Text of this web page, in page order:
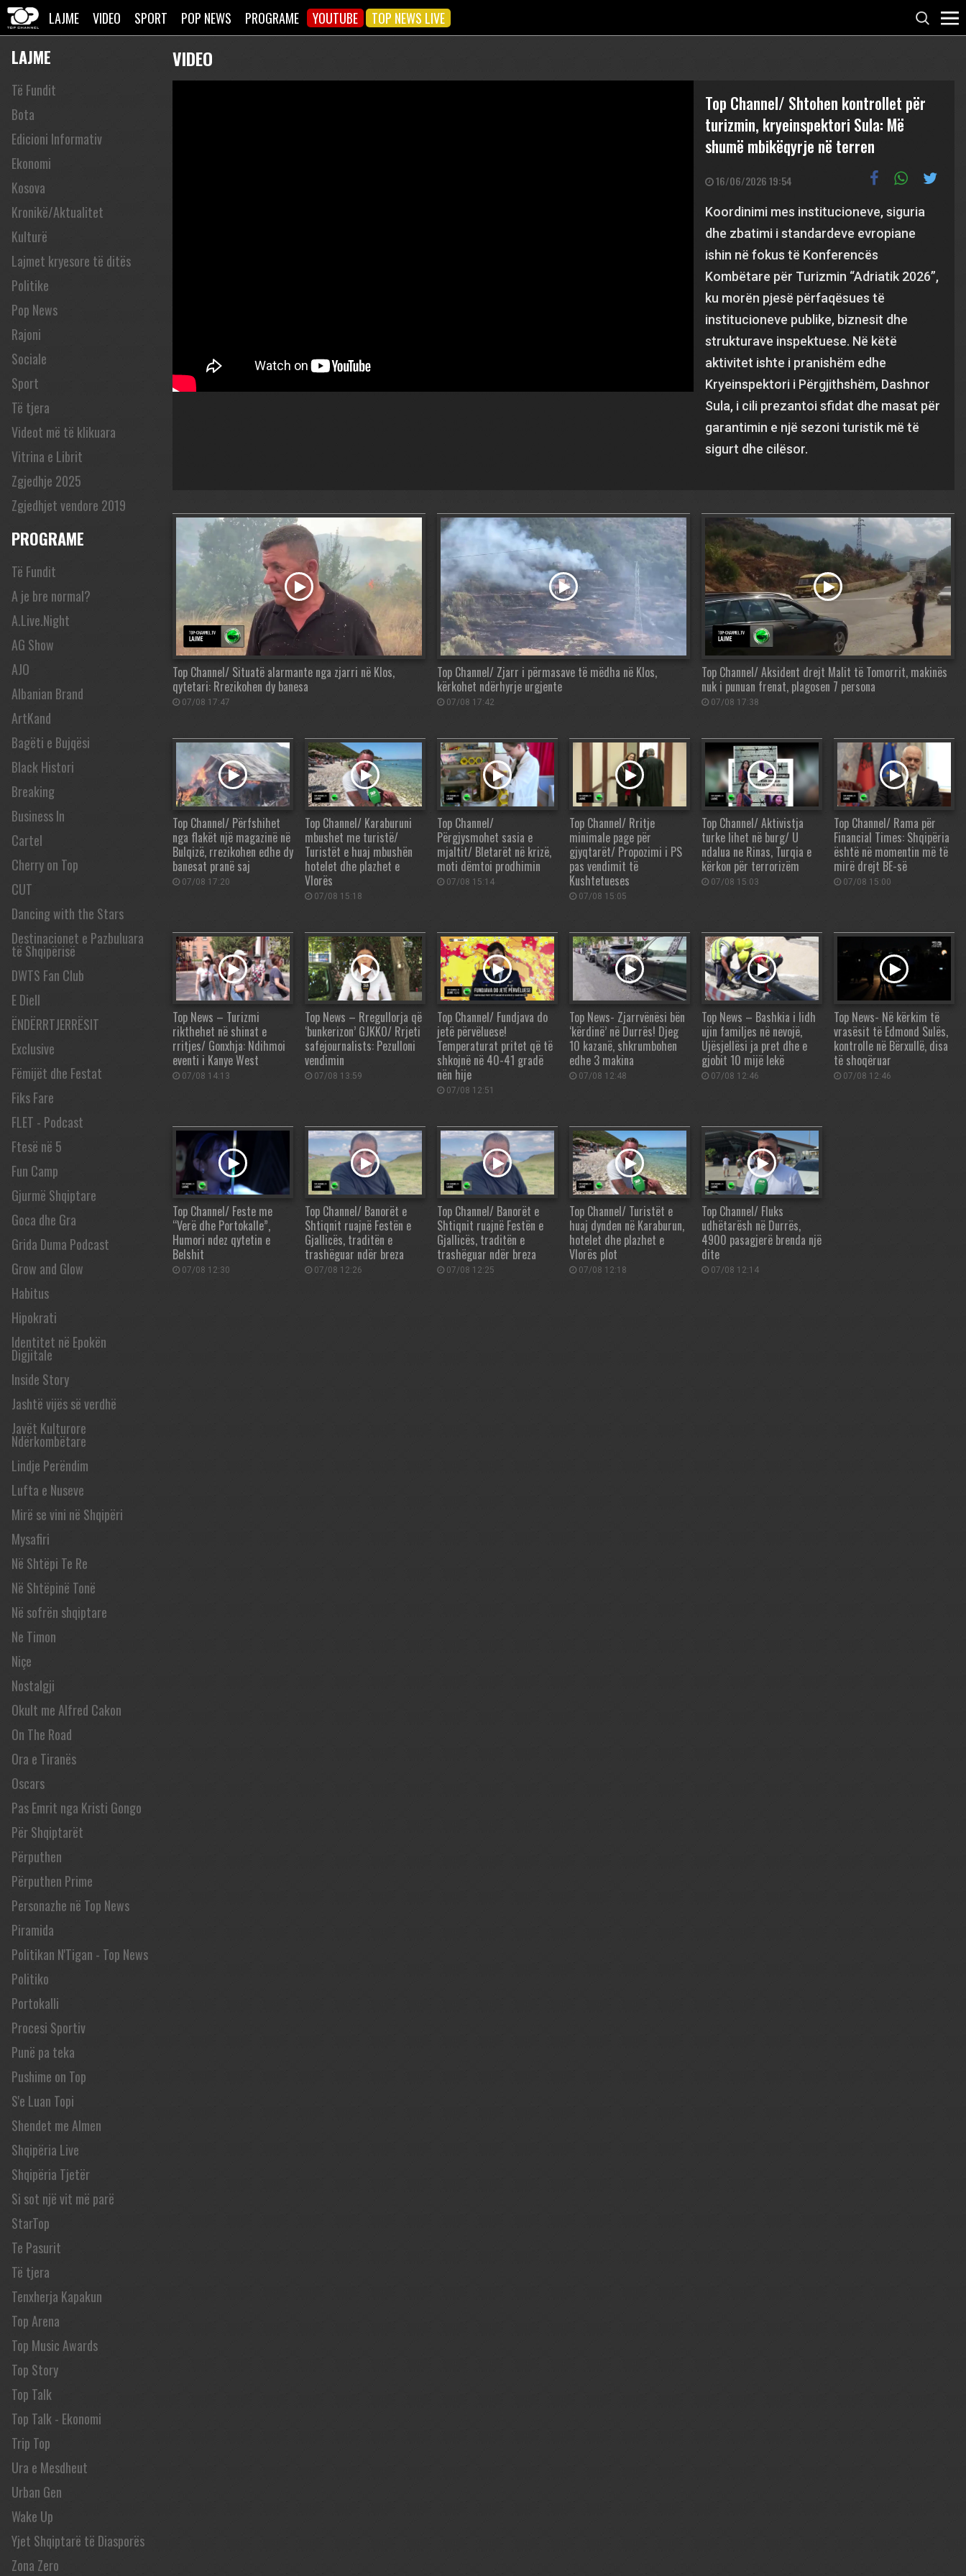
LAJME VIDEO SPORT POP NEWS PROGRAME YOUTUBE TOP NEWS LIVE
LAJME
Të Fundit
Bota
Edicioni Informativ
Ekonomi
Kosova
Kronikë/Aktualitet
Kulturë
Lajmet kryesore të ditës
Politike
Pop News
Rajoni
Sociale
Sport
Të tjera
Videot më të klikuara
Vitrina e Librit
Zgjedhje 2025
Zgjedhjet vendore 2019
PROGRAME
Të Fundit
A je bre normal?
A.Live.Night
AG Show
AJO
Albanian Brand
ArtKand
Bagëti e Bujqësi
Black Histori
Breaking
Business In
Cartel
Cherry on Top
CUT
Dancing with the Stars
Destinacionet e Pazbuluara
të Shqipërisë
DWTS Fan Club
E Diell
ËNDËRRTJERRËSIT
Exclusive
Fëmijët dhe Festat
Fiks Fare
FLET - Podcast
Ftesë në 5
Fun Camp
Gjurmë Shqiptare
Goca dhe Gra
Grida Duma Podcast
Grow and Glow
Habitus
Hipokrati
Identitet në Epokën
Digjitale
Inside Story
Jashtë vijës së verdhë
Javët Kulturore
Ndërkombëtare
Lindje Perëndim
Lufta e Nuseve
Mirë se vini në Shqipëri
Mysafiri
Në Shtëpi Te Re
Në Shtëpinë Tonë
Në sofrën shqiptare
Ne Timon
Niçe
Nostalgji
Okult me Alfred Cakon
On The Road
Ora e Tiranës
Oscars
Pas Emrit nga Kristi Gongo
Për Shqiptarët
Përputhen
Përputhen Prime
Personazhe në Top News
Piramida
Politikan N'Tigan - Top News
Politiko
Portokalli
Procesi Sportiv
Punë pa teka
Pushime on Top
S'e Luan Topi
Shendet me Almen
Shqipëria Live
Shqipëria Tjetër
Si sot një vit më parë
StarTop
Te Pasurit
Të tjera
Tenxherja Kapakun
Top Arena
Top Music Awards
Top Story
Top Talk
Top Talk - Ekonomi
Trip Top
Ura e Mesdheut
Urban Gen
Wake Up
Yjet Shqiptarë të Diasporës
Zona Zero
VIDEO
Top Channel/ Shtohen kontrollet për
turizmin, kryeinspektori Sula: Më
shumë mbikëqyrje në terren
16/06/2026 19:54
Koordinimi mes institucioneve, siguria
dhe zbatimi i standardeve evropiane
ishin në fokus të Konferencës
Kombëtare për Turizmin “Adriatik 2026”,
ku morën pjesë përfaqësues të
institucioneve publike, biznesit dhe
strukturave inspektuese. Në këtë
aktivitet ishte i pranishëm edhe
Kryeinspektori i Përgjithshëm, Dashnor
Sula, i cili prezantoi sfidat dhe masat për
garantimin e një sezoni turistik më të
sigurt dhe cilësor.
Top Channel/ Situatë alarmante nga zjarri në Klos,
qytetari: Rrezikohen dy banesa
07/08 17:47
Top Channel/ Zjarr i përmasave të mëdha në Klos,
kërkohet ndërhyrje urgjente
07/08 17:42
Top Channel/ Aksident drejt Malit të Tomorrit, makinës
nuk i punuan frenat, plagosen 7 persona
07/08 17:38
Top Channel/ Përfshihet
nga flakët një magazinë në
Bulqizë, rrezikohen edhe dy
banesat pranë saj
07/08 17:20
Top Channel/ Karaburuni
mbushet me turistë/
Turistët e huaj mbushën
hotelet dhe plazhet e
Vlorës
07/08 15:18
Top Channel/
Përgjysmohet sasia e
mjaltit/ Bletarët në krizë,
moti dëmtoi prodhimin
07/08 15:14
Top Channel/ Rritje
minimale page për
gjyqtarët/ Propozimi i PS
pas vendimit të
Kushtetueses
07/08 15:05
Top Channel/ Aktivistja
turke lihet në burg/ U
ndalua ne Rinas, Turqia e
kërkon për terrorizëm
07/08 15:03
Top Channel/ Rama për
Financial Times: Shqipëria
është në momentin më të
mirë drejt BE-së
07/08 15:00
Top News – Turizmi
rikthehet në shinat e
rritjes/ Gonxhja: Ndihmoi
eventi i Kanye West
07/08 14:13
Top News – Rregullorja që
‘bunkerizon’ GJKKO/ Rrjeti
safejournalists: Pezulloni
vendimin
07/08 13:59
Top Channel/ Fundjava do
jetë përvëluese!
Temperaturat pritet që të
shkojnë në 40-41 gradë
nën hije
07/08 12:51
Top News- Zjarrvënësi bën
‘kërdinë’ në Durrës! Djeg
10 kazanë, shkrumbohen
edhe 3 makina
07/08 12:48
Top News – Bashkia i lidh
ujin familjes në nevojë,
Ujësjellësi ja pret dhe e
gjobit 10 mijë lekë
07/08 12:46
Top News- Në kërkim të
vrasësit të Edmond Sulës,
kontrolle në Bërxullë, disa
të shoqëruar
07/08 12:46
Top Channel/ Feste me
“Verë dhe Portokalle”,
Humori ndez qytetin e
Belshit
07/08 12:30
Top Channel/ Banorët e
Shtiqnit ruajnë Festën e
Gjallicës, traditën e
trashëguar ndër breza
07/08 12:26
Top Channel/ Banorët e
Shtiqnit ruajnë Festën e
Gjallicës, traditën e
trashëguar ndër breza
07/08 12:25
Top Channel/ Turistët e
huaj dynden në Karaburun,
hotelet dhe plazhet e
Vlorës plot
07/08 12:18
Top Channel/ Fluks
udhëtarësh në Durrës,
4900 pasagjerë brenda një
dite
07/08 12:14